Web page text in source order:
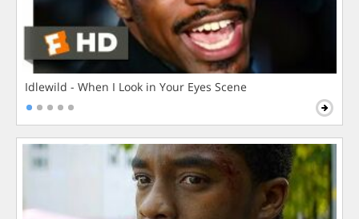
Idlewild - When I Look in Your Eyes Scene